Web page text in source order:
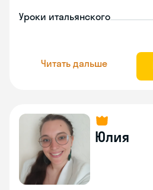
Уроки итальянского
Читать дальше
Юлия